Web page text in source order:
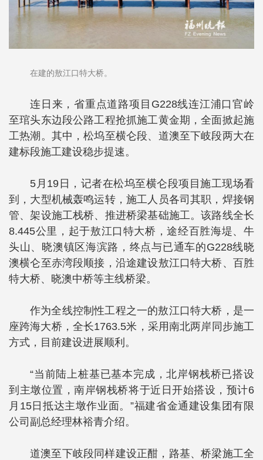
在建的敖江口特大桥。
连日来，省重点道路项目G228线连江浦口官岭
至琯头东边段公路工程抢抓施工黄金期，全面掀起施
工热潮。其中，松坞至横仑段、道澳至下岐段两大在
建标段施工建设稳步提速。
5月19日，记者在松坞至横仑段项目施工现场看
到，大型机械轰鸣运转，施工人员各司其职，焊接钢
管、架设施工栈桥、推进桥梁基础施工。该路线全长
8.445公里，起于敖江口特大桥，途经百胜海堤、牛
头山、晓澳镇区海滨路，终点与已通车的G228线晓
澳横仑至赤湾段顺接，沿途建设敖江口特大桥、百胜
特大桥、晓澳中桥等主线桥梁。
作为全线控制性工程之一的敖江口特大桥，是一
座跨海大桥，全长1763.5米，采用南北两岸同步施工
方式，目前建设进展顺利。
“当前陆上桩基已基本完成，北岸钢栈桥已搭设
到主墩位置，南岸钢栈桥将于近日开始搭设，预计6
月15日抵达主墩作业面。”福建省金通建设集团有限
公司副总经理林裕青介绍。
道澳至下岐段同样建设正酣，路基、桥梁施工全